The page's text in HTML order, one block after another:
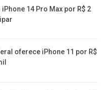
14 Pro Max por R$ 2
oferece iPhone 11 por R$